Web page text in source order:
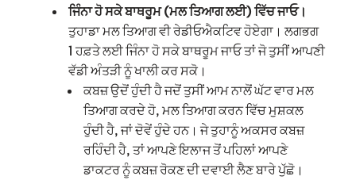
ਜਿੰਨਾ ਹੋ ਸਕੇ ਬਾਥਰੂਮ (ਮਲ ਤਿਆਗ ਲਈ) ਵਿੱਚ ਜਾਓ।
ਤੁਹਾਡਾ ਮਲ ਤਿਆਗ ਵੀ ਰੇਡੀਓਐਕਟਿਵ ਹੋਏਗਾ। ਲਗਭਗ
1 ਹਫ਼ਤੇ ਲਈ ਜਿੰਨਾ ਹੋ ਸਕੇ ਬਾਥਰੂਮ ਜਾਓ ਤਾਂ ਜੋ ਤੁਸੀਂ ਆਪਣੀ
ਵੱਡੀ ਅੰਤੜੀ ਨੂੰ ਖਾਲੀ ਕਰ ਸਕੋ।
ਕਬਜ਼ ਉਦੋਂ ਹੁੰਦੀ ਹੈ ਜਦੋਂ ਤੁਸੀਂ ਆਮ ਨਾਲੋਂ ਘੱਟ ਵਾਰ ਮਲ
ਤਿਆਗ ਕਰਦੇ ਹੋ, ਮਲ ਤਿਆਗ ਕਰਨ ਵਿੱਚ ਮੁਸ਼ਕਲ
ਹੁੰਦੀ ਹੈ, ਜਾਂ ਦੋਵੇਂ ਹੁੰਦੇ ਹਨ। ਜੇ ਤੁਹਾਨੂੰ ਅਕਸਰ ਕਬਜ਼
ਰਹਿੰਦੀ ਹੈ, ਤਾਂ ਆਪਣੇ ਇਲਾਜ ਤੋਂ ਪਹਿਲਾਂ ਆਪਣੇ
ਡਾਕਟਰ ਨੂੰ ਕਬਜ਼ ਰੋਕਣ ਦੀ ਦਵਾਈ ਲੈਣ ਬਾਰੇ ਪੁੱਛੋ।